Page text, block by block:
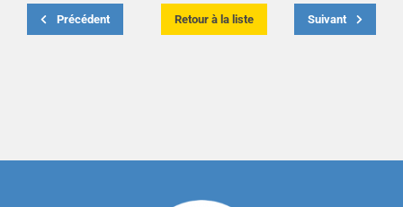
Précédent Retour à la liste Suivant